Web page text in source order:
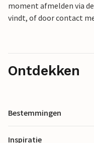
moment afmelden via
vindt, of door contact
Ontdekken
Bestemmingen
Inspiratie